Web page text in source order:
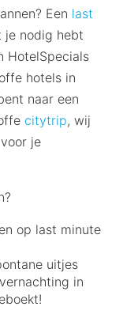
Een last
je nodig hebt
HotelSpecials
hotels in
naar een
citytrip, wij
je
op last minute
uitjes
in